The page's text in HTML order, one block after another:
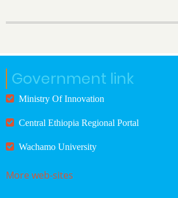
Government link
Ministry Of Innovation
Central Ethiopia Regional Portal
Wachamo University
More web-sites